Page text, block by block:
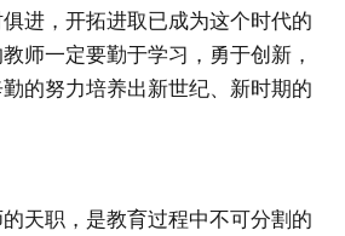
进，开拓进取已成为这个时代的
师一定要勤于学习，勇于创新，
的努力培养出新世纪、新时期的
天职，是教育过程中不可分割的